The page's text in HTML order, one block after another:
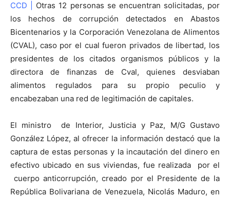
CCD |
Otras 12 personas se encuentran solicitadas, por
los hechos de corrupción detectados en Abastos
Bicentenarios y la Corporación Venezolana de Alimentos
(CVAL), caso por el cual fueron privados de libertad, los
presidentes de los citados organismos públicos y la
directora de finanzas de Cval, quienes desviaban
alimentos regulados para su propio peculio y
encabezaban una red de legitimación de capitales.
El ministro de Interior, Justicia y Paz, M/G Gustavo
González López, al ofrecer la información destacó que la
captura de estas personas y la incautación del dinero en
efectivo ubicado en sus viviendas, fue realizada por el
cuerpo anticorrupción, creado por el Presidente de la
República Bolivariana de Venezuela, Nicolás Maduro, en